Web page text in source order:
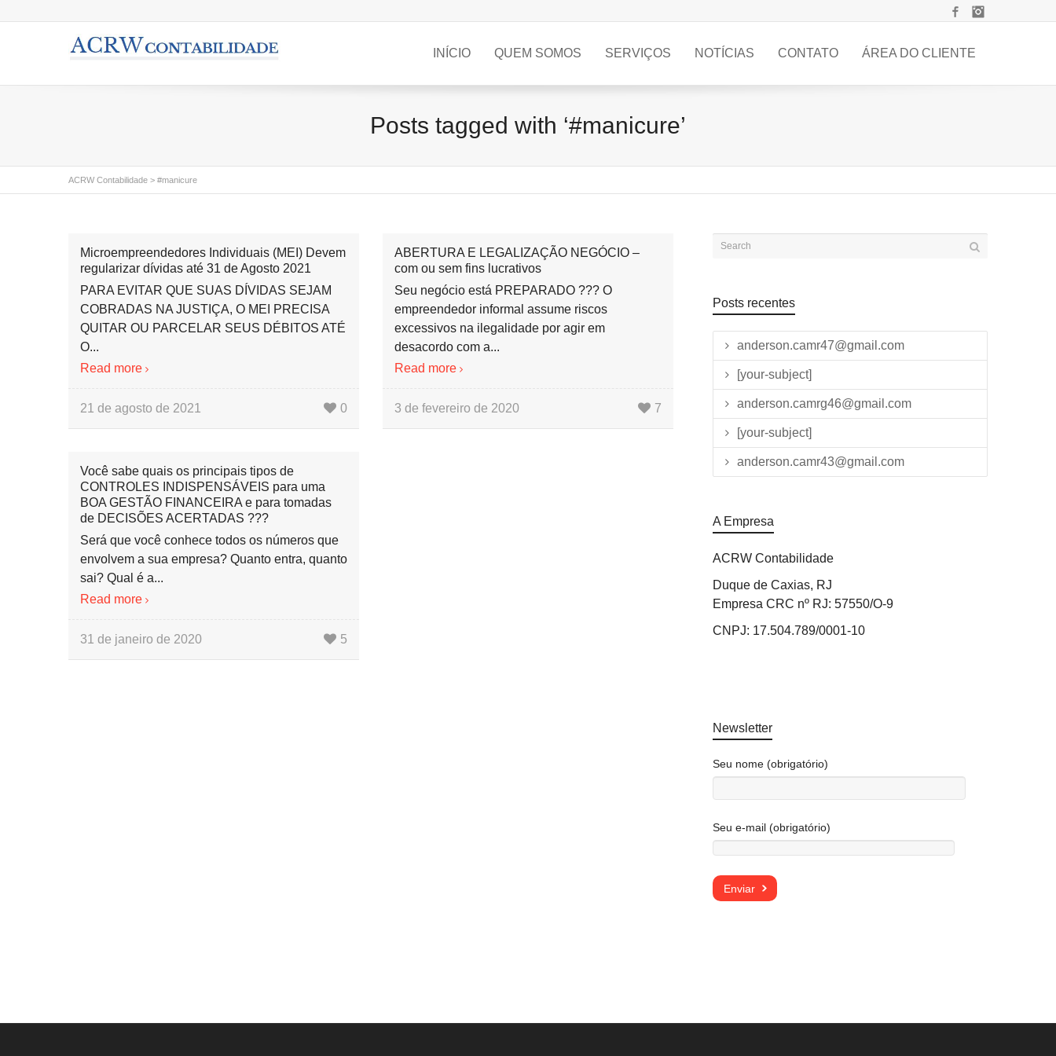
Facebook
INÍCIO QUEM SOMOS SERVIÇOS NOTÍCIAS CONTATO ÁREA DO CLIENTE
Posts tagged with ‘#manicure’
ACRW Contabilidade > #manicure
Microempreendedores Individuais (MEI) Devem
regularizar dívidas até 31 de Agosto 2021
PARA EVITAR QUE SUAS DÍVIDAS SEJAM
COBRADAS NA JUSTIÇA, O MEI PRECISA
QUITAR OU PARCELAR SEUS DÉBITOS ATÉ
O...
Read more
21 de agosto de 2021 0
ABERTURA E LEGALIZAÇÃO NEGÓCIO –
com ou sem fins lucrativos
Seu negócio está PREPARADO ??? O
empreendedor informal assume riscos
excessivos na ilegalidade por agir em
desacordo com a...
Read more
3 de fevereiro de 2020 7
Você sabe quais os principais tipos de
CONTROLES INDISPENSÁVEIS para uma
BOA GESTÃO FINANCEIRA e para tomadas
de DECISÕES ACERTADAS ???
Será que você conhece todos os números que
envolvem a sua empresa? Quanto entra, quanto
sai? Qual é a...
Read more
31 de janeiro de 2020 5
Posts recentes
anderson.camr47@gmail.com
[your-subject]
anderson.camrg46@gmail.com
[your-subject]
anderson.camr43@gmail.com
A Empresa
ACRW Contabilidade
Duque de Caxias, RJ
Empresa CRC nº RJ: 57550/O-9
CNPJ: 17.504.789/0001-10
Newsletter
Seu nome (obrigatório)
Seu e-mail (obrigatório)